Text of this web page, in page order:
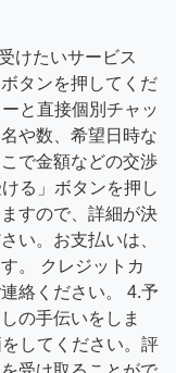
けたいサービス
タンを押してくだ
と直接個別チャッ
や数、希望日時な
で金額などの交渉
る」ボタンを押し
すので、詳細が決
い。お支払いは、
。 クレジットカ
絡ください。 4.予
の手伝いをしま
してください。評